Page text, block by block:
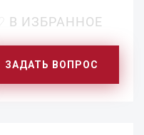
♡ В ИЗБРАННОЕ
ЗАДАТЬ ВОПРОС